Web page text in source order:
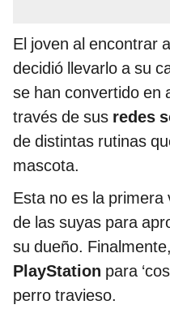
El joven al encontrar
decidió llevarlo a su
se han convertido en
través de sus redes
de distintas rutinas
mascota.
Esta no es la
de las suyas para
su dueño.
PlayStation para
perro travieso.